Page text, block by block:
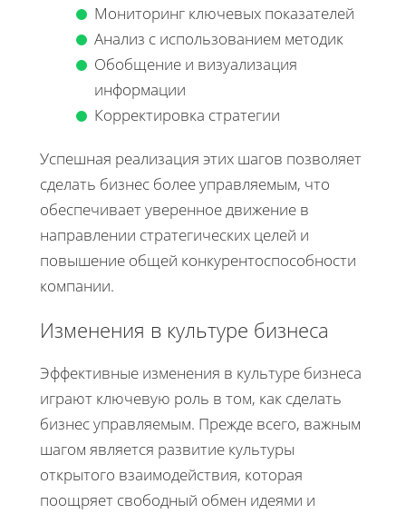
Мониторинг ключевых показателей
Анализ с использованием методик
Обобщение и визуализация
информации
Корректировка стратегии
Успешная реализация этих шагов позволяет
сделать бизнес более управляемым, что
обеспечивает уверенное движение в
направлении стратегических целей и
повышение общей конкурентоспособности
компании.
Изменения в культуре бизнеса
Эффективные изменения в культуре бизнеса
играют ключевую роль в том, как сделать
бизнес управляемым. Прежде всего, важным
шагом является развитие культуры
открытого взаимодействия, которая
поощряет свободный обмен идеями и